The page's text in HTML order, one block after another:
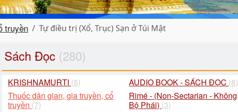
truyền Tự điều trị (Xổ, Trục) Sạn ở Túi Mật
Sách Đọc (280)
KRISHNAMURTI (5) AUDIO BOOK - SÁCH ĐỌC (8)
Thuốc dân gian, gia truyền, cổ
truyền (7)
Rimé - (Non-Sectarian - Không
Bộ Phái) (3)